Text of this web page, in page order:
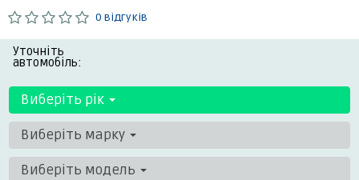
0 відгуків
Уточніть
автомобіль:
Виберіть рік
Виберіть марку
Виберіть модель